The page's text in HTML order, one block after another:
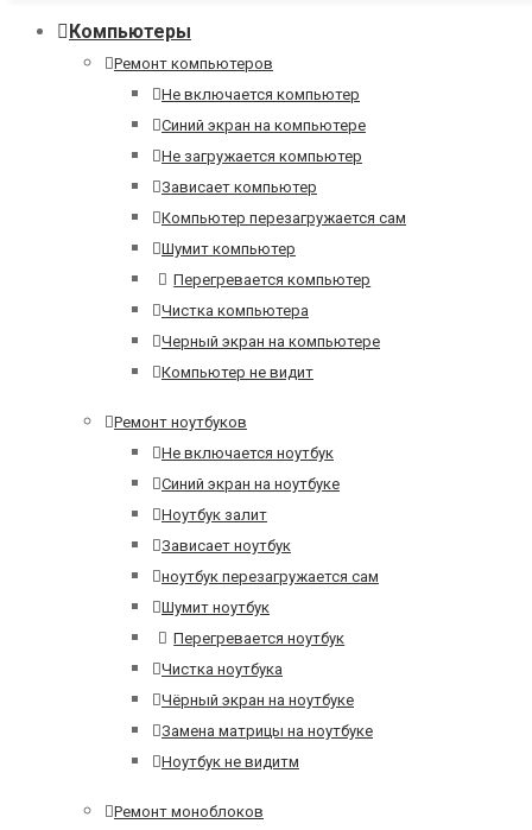
Компьютеры
Ремонт компьютеров
Не включается компьютер
Синий экран на компьютере
Не загружается компьютер
Зависает компьютер
Компьютер перезагружается сам
Шумит компьютер
Перегревается компьютер
Чистка компьютера
Черный экран на компьютере
Компьютер не видит
Ремонт ноутбуков
Не включается ноутбук
Синий экран на ноутбуке
Ноутбук залит
Зависает ноутбук
ноутбук перезагружается сам
Шумит ноутбук
Перегревается ноутбук
Чистка ноутбука
Чёрный экран на ноутбуке
Замена матрицы на ноутбуке
Ноутбук не видитм
Ремонт моноблоков